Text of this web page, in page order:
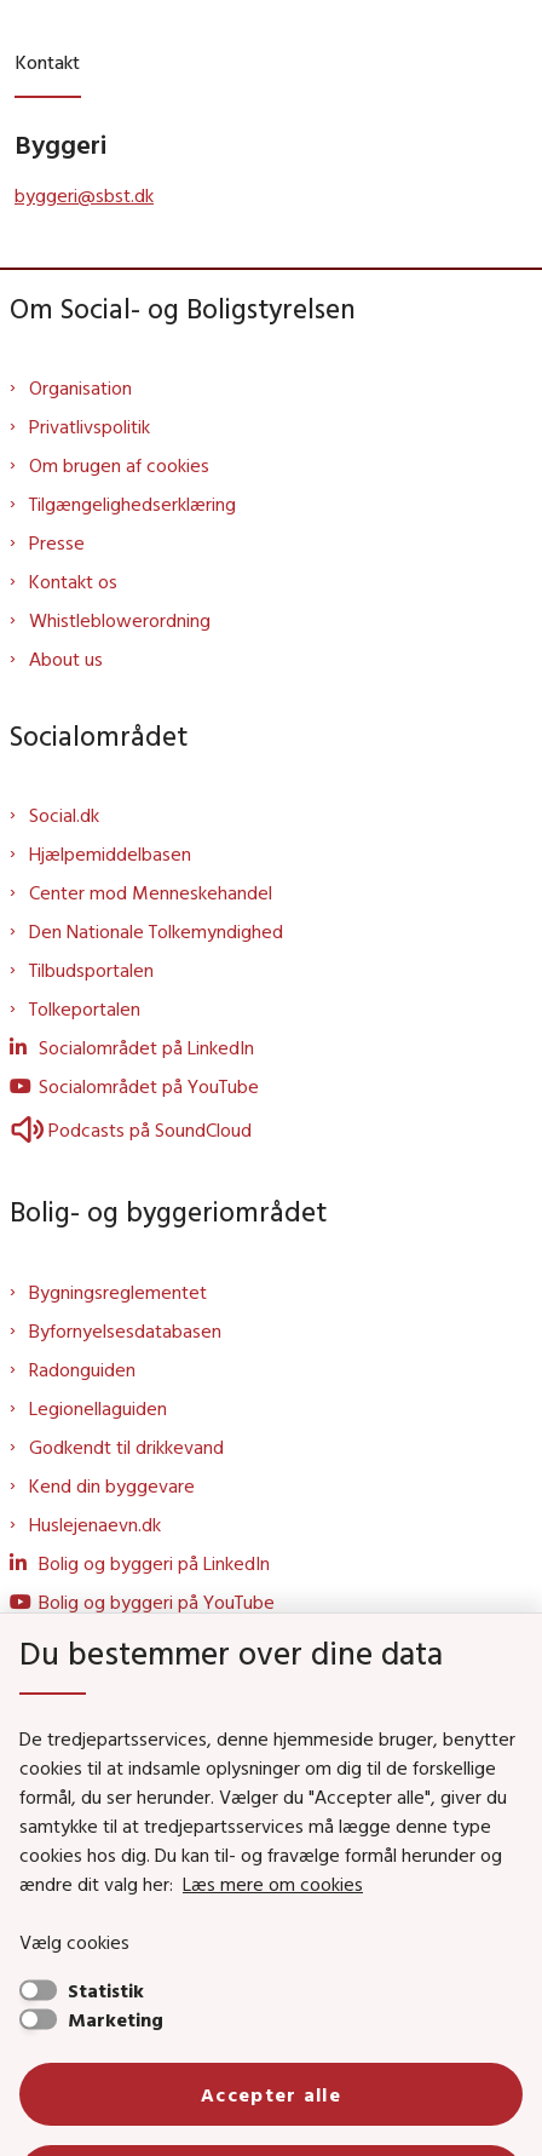
Kontakt
Byggeri
byggeri@sbst.dk
Om Social- og Boligstyrelsen
Organisation
Privatlivspolitik
Om brugen af cookies
Tilgængelighedserklæring
Presse
Kontakt os
Whistleblowerordning
About us
Socialområdet
Social.dk
Hjælpemiddelbasen
Center mod Menneskehandel
Den Nationale Tolkemyndighed
Tilbudsportalen
Tolkeportalen
Socialområdet på LinkedIn
Socialområdet på YouTube
Podcasts på SoundCloud
Bolig- og byggeriområdet
Bygningsreglementet
Byfornyelsesdatabasen
Radonguiden
Legionellaguiden
Godkendt til drikkevand
Kend din byggevare
Huslejenaevn.dk
Bolig og byggeri på LinkedIn
Bolig og byggeri på YouTube
Social- og Boligministeriet
Job i Social- og Boligstyrelsen
Puljer og tilskud
Nyhedsbreve
Social- og Boligstyrelsens nyheder som RSS feed
Social- og Boligstyrelsen • Tlf.: 72 42 37 00 •
sikkermail• EAN-nr.: 5798000354838 • CVR-nr.:
26144698
Primær adresse og reception: Lerchesgade 35, 5, 5000 Odense C •
Du bestemmer over dine data
De tredjepartsservices, denne hjemmeside bruger, benytter
cookies til at indsamle oplysninger om dig til de forskellige
formål, du ser herunder. Vælger du "Accepter alle", giver du
samtykke til at tredjepartsservices må lægge denne type
cookies hos dig. Du kan til- og fravælge formål herunder og
ændre dit valg her: Læs mere om cookies
Vælg cookies
Statistik
Marketing
Accepter alle